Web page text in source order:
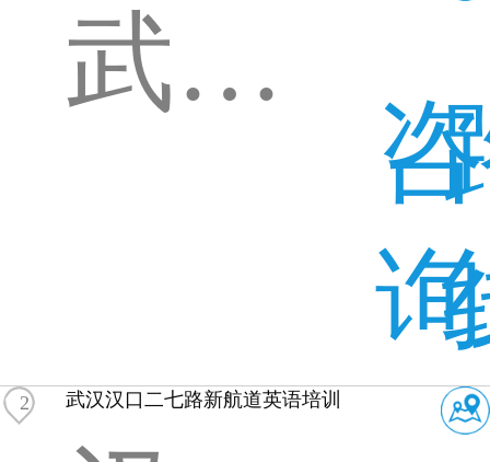
武汉武昌区水果湖街道汉街总部国际D座20层
咨
询
2 武汉汉口二七路新航道英语培训